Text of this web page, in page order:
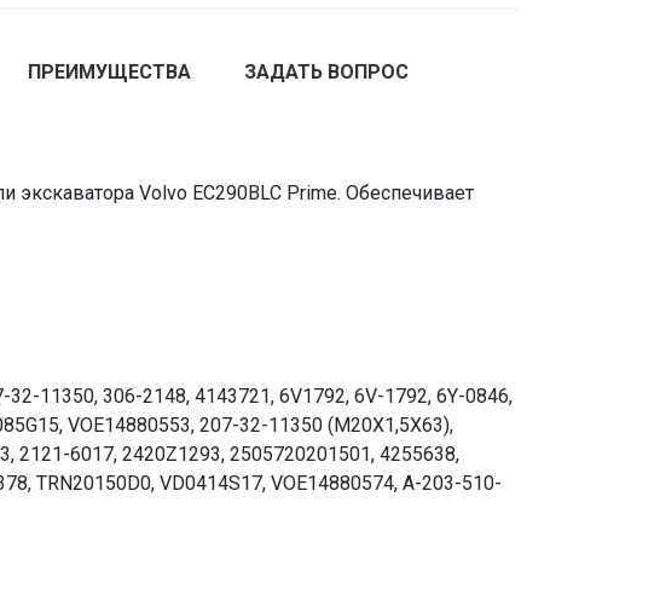
ПРЕИМУЩЕСТВА ЗАДАТЬ ВОПРОС
Volvo EC290BLC Prime. Обеспечивает
11350, 306-2148, 4143721, 6V1792, 6V-1792, 6Y-0846,
VOE14880553, 207-32-11350 (М20Х1,5Х63),
2121-6017, 2420Z1293, 2505720201501, 4255638,
TRN20150D0, VD0414S17, VOE14880574, A-203-510-